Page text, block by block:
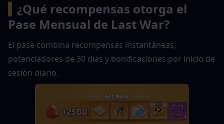
¿Qué recompensas otorga el
Pase Mensual de Last War?
El pase combina recompensas instantáneas,
potenciadores de 30 días y bonificaciones por inicio de
sesión diario.